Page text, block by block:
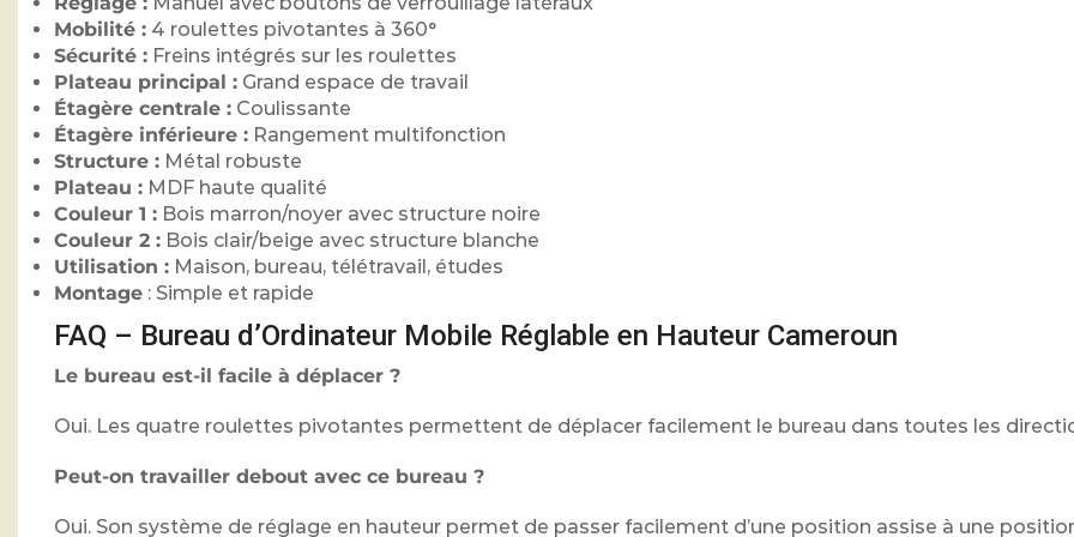
Mobilité : 4 roulettes pivotantes à 360°
Sécurité : Freins intégrés sur les roulettes
Plateau principal : Grand espace de travail
Étagère centrale : Coulissante
Étagère inférieure : Rangement multifonction
Structure : Métal robuste
Plateau : MDF haute qualité
Couleur 1 : Bois marron/noyer avec structure noire
Couleur 2 : Bois clair/beige avec structure blanche
Utilisation : Maison, bureau, télétravail, études
Montage : Simple et rapide
FAQ – Bureau d’Ordinateur Mobile Réglable en Hauteur Cameroun
Le bureau est-il facile à déplacer ?
Oui. Les quatre roulettes pivotantes permettent de déplacer facilement le bureau dans toutes les
Peut-on travailler debout avec ce bureau ?
Oui. Son système de réglage en hauteur permet de passer facilement d’une position assise à une